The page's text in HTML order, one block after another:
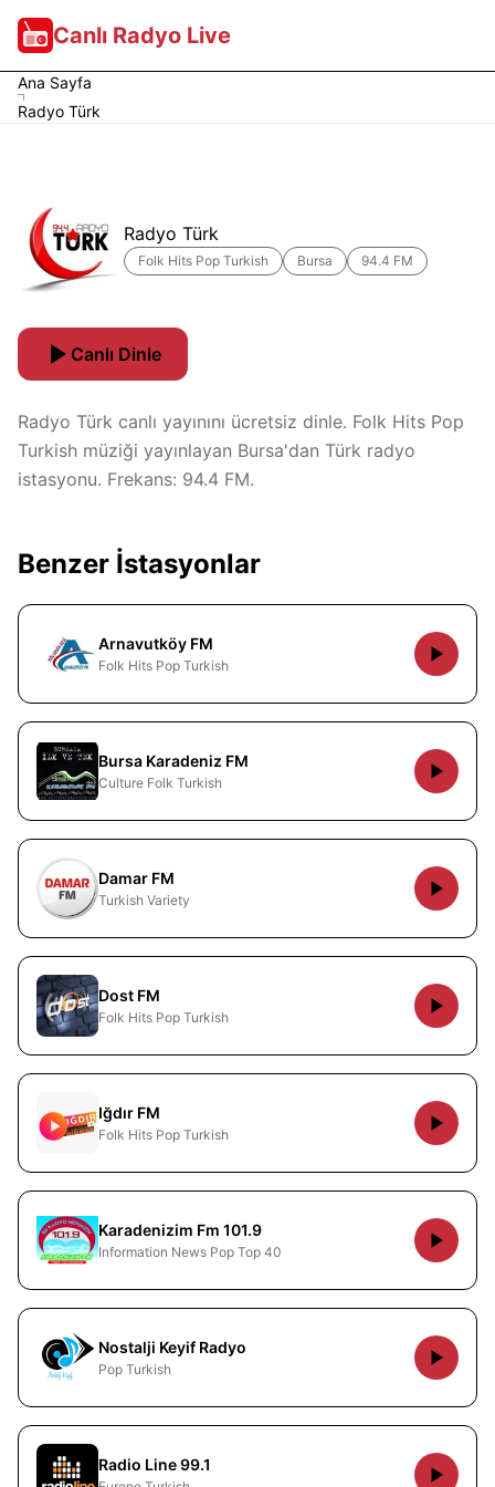
Canlı Radyo Live
Ana Sayfa
Radyo Türk
Radyo Türk
Folk Hits Pop Turkish Bursa 94.4 FM
Canlı Dinle
Radyo Türk canlı yayınını ücretsiz dinle. Folk Hits Pop
Turkish müziği yayınlayan Bursa'dan Türk radyo
istasyonu. Frekans: 94.4 FM.
Benzer İstasyonlar
Arnavutköy FM
Folk Hits Pop Turkish
Bursa Karadeniz FM
Culture Folk Turkish
Damar FM
Turkish Variety
Dost FM
Folk Hits Pop Turkish
Iğdır FM
Folk Hits Pop Turkish
Karadenizim Fm 101.9
Information News Pop Top 40
Nostalji Keyif Radyo
Pop Turkish
Radio Line 99.1